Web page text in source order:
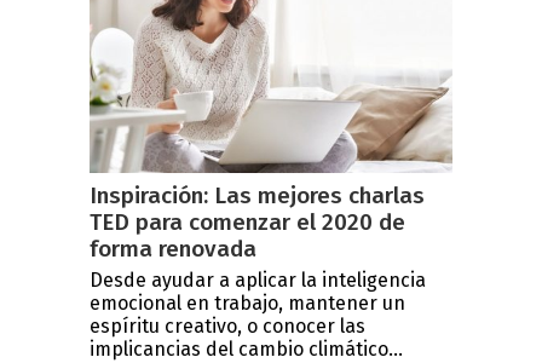
Inspiración: Las mejores charlas
TED para comenzar el 2020 de
forma renovada
Desde ayudar a aplicar la inteligencia
emocional en trabajo, mantener un
espíritu creativo, o conocer las
implicancias del cambio climático...